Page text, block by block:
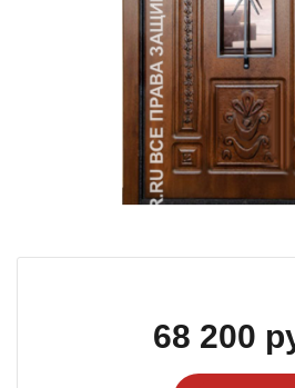
68 200